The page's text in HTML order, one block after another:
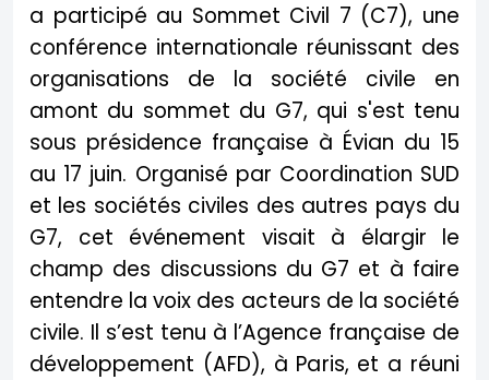
a participé au Sommet Civil 7 (C7), une
conférence internationale réunissant des
organisations de la société civile en
amont du sommet du G7, qui s'est tenu
sous présidence française à Évian du 15
au 17 juin. Organisé par Coordination SUD
et les sociétés civiles des autres pays du
G7, cet événement visait à élargir le
champ des discussions du G7 et à faire
entendre la voix des acteurs de la société
civile. Il s’est tenu à l’Agence française de
développement (AFD), à Paris, et a réuni